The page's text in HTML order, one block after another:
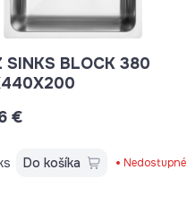
SINKS BLOCK 380
€
Do košíka Nedostupné